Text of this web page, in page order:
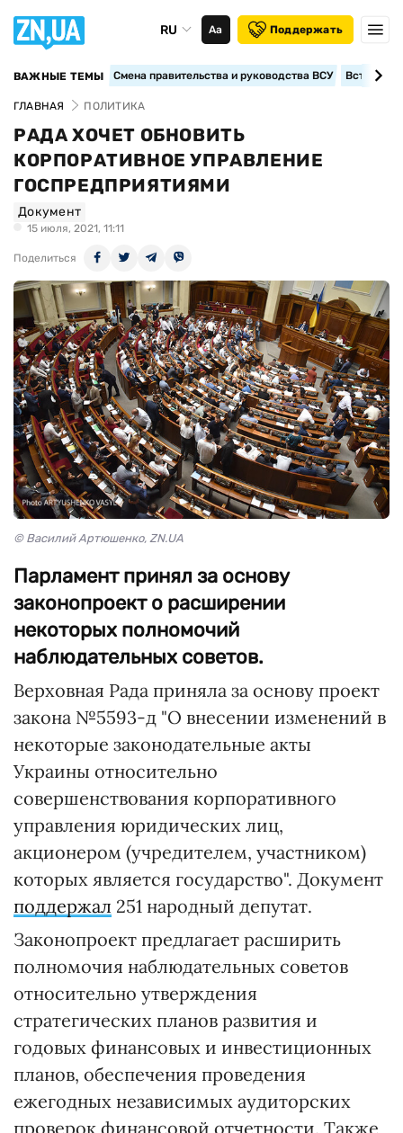
RU Аа Поддержать
ВАЖНЫЕ ТЕМЫ Смена правительства и руководства ВСУ
ГЛАВНАЯ ПОЛИТИКА
РАДА ХОЧЕТ ОБНОВИТЬ
КОРПОРАТИВНОЕ УПРАВЛЕНИЕ
ГОСПРЕДПРИЯТИЯМИ
Документ
15 июля, 2021, 11:11
Поделиться
© Василий Артюшенко, ZN.UA
Парламент принял за основу
законопроект о расширении
некоторых полномочий
наблюдательных советов.
Верховная Рада приняла за основу проект
закона №5593-д "О внесении изменений в
некоторые законодательные акты
Украины относительно
совершенствования корпоративного
управления юридических лиц,
акционером (учредителем, участником)
которых является государство". Документ
поддержал 251 народный депутат.
Законопроект предлагает расширить
полномочия наблюдательных советов
относительно утверждения
стратегических планов развития и
годовых финансовых и инвестиционных
планов, обеспечения проведения
ежегодных независимых аудиторских
проверок финансовой отчетности. Также